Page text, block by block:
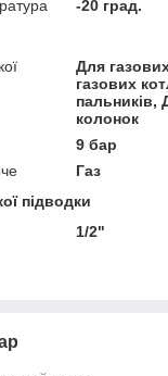
-20 град.
Для
газових
пальників,
колонок
9 бар
Газ
підводки
1/2"